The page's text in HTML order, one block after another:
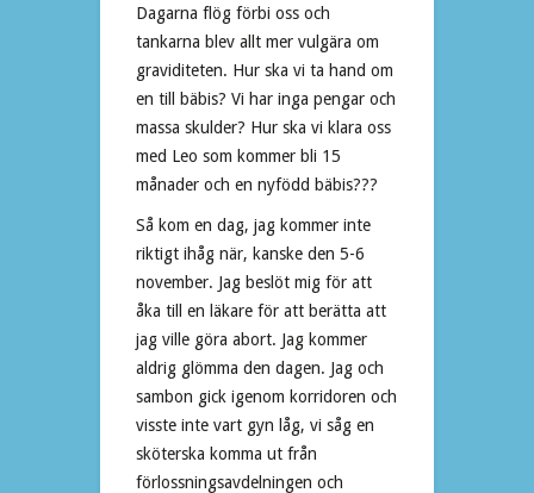
Dagarna flög förbi oss och
tankarna blev allt mer vulgära om
graviditeten. Hur ska vi ta hand om
en till bäbis? Vi har inga pengar och
massa skulder? Hur ska vi klara oss
med Leo som kommer bli 15
månader och en nyfödd bäbis???
Så kom en dag, jag kommer inte
riktigt ihåg när, kanske den 5-6
november. Jag beslöt mig för att
åka till en läkare för att berätta att
jag ville göra abort. Jag kommer
aldrig glömma den dagen. Jag och
sambon gick igenom korridoren och
visste inte vart gyn låg, vi såg en
sköterska komma ut från
förlossningsavdelningen och